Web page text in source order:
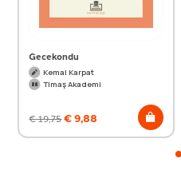
Gecekondu
Kemal Karpat
Timaş Akademi
€19,75€9,88